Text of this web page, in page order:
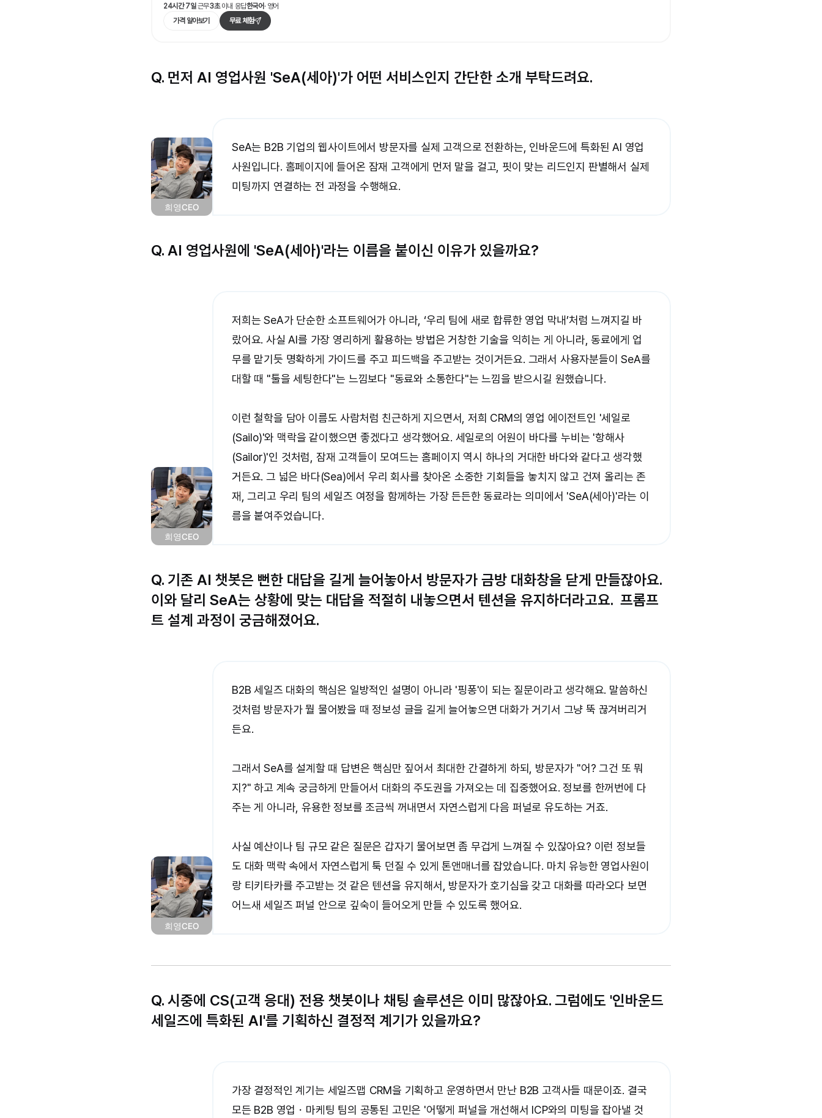
24시간 7일 근무3초 이내 응답한국어 · 영어
가격 알아보기
무료 체험
Q. 먼저 AI 영업사원 'SeA(세아)'가 어떤 서비스인지 간단한 소개 부탁드려요.
희영CEO
SeA는 B2B 기업의 웹사이트에서 방문자를 실제 고객으로 전환하는, 인바운드에 특화된 AI 영업
사원입니다. 홈페이지에 들어온 잠재 고객에게 먼저 말을 걸고, 핏이 맞는 리드인지 판별해서 실제
미팅까지 연결하는 전 과정을 수행해요.
Q. AI 영업사원에 'SeA(세아)'라는 이름을 붙이신 이유가 있을까요?
희영CEO
저희는 SeA가 단순한 소프트웨어가 아니라, ‘우리 팀에 새로 합류한 영업 막내’처럼 느껴지길 바
랐어요. 사실 AI를 가장 영리하게 활용하는 방법은 거창한 기술을 익히는 게 아니라, 동료에게 업
무를 맡기듯 명확하게 가이드를 주고 피드백을 주고받는 것이거든요. 그래서 사용자분들이 SeA를
대할 때 "툴을 세팅한다"는 느낌보다 "동료와 소통한다"는 느낌을 받으시길 원했습니다.
이런 철학을 담아 이름도 사람처럼 친근하게 지으면서, 저희 CRM의 영업 에이전트인 '세일로
(Sailo)'와 맥락을 같이했으면 좋겠다고 생각했어요. 세일로의 어원이 바다를 누비는 '항해사
(Sailor)'인 것처럼, 잠재 고객들이 모여드는 홈페이지 역시 하나의 거대한 바다와 같다고 생각했
거든요. 그 넓은 바다(Sea)에서 우리 회사를 찾아온 소중한 기회들을 놓치지 않고 건져 올리는 존
재, 그리고 우리 팀의 세일즈 여정을 함께하는 가장 든든한 동료라는 의미에서 'SeA(세아)'라는 이
름을 붙여주었습니다.
Q. 기존 AI 챗봇은 뻔한 대답을 길게 늘어놓아서 방문자가 금방 대화창을 닫게 만들잖아요.
이와 달리 SeA는 상황에 맞는 대답을 적절히 내놓으면서 텐션을 유지하더라고요.  프롬프
트 설계 과정이 궁금해졌어요.
희영CEO
B2B 세일즈 대화의 핵심은 일방적인 설명이 아니라 '핑퐁'이 되는 질문이라고 생각해요. 말씀하신
것처럼 방문자가 뭘 물어봤을 때 정보성 글을 길게 늘어놓으면 대화가 거기서 그냥 뚝 끊겨버리거
든요.
그래서 SeA를 설계할 때 답변은 핵심만 짚어서 최대한 간결하게 하되, 방문자가 "어? 그건 또 뭐
지?" 하고 계속 궁금하게 만들어서 대화의 주도권을 가져오는 데 집중했어요. 정보를 한꺼번에 다
주는 게 아니라, 유용한 정보를 조금씩 꺼내면서 자연스럽게 다음 퍼널로 유도하는 거죠.
사실 예산이나 팀 규모 같은 질문은 갑자기 물어보면 좀 무겁게 느껴질 수 있잖아요? 이런 정보들
도 대화 맥락 속에서 자연스럽게 툭 던질 수 있게 톤앤매너를 잡았습니다. 마치 유능한 영업사원이
랑 티키타카를 주고받는 것 같은 텐션을 유지해서, 방문자가 호기심을 갖고 대화를 따라오다 보면
어느새 세일즈 퍼널 안으로 깊숙이 들어오게 만들 수 있도록 했어요.
Q. 시중에 CS(고객 응대) 전용 챗봇이나 채팅 솔루션은 이미 많잖아요. 그럼에도 '인바운드
세일즈에 특화된 AI'를 기획하신 결정적 계기가 있을까요?
가장 결정적인 계기는 세일즈맵 CRM을 기획하고 운영하면서 만난 B2B 고객사들 때문이죠. 결국
모든 B2B 영업・마케팅 팀의 공통된 고민은 '어떻게 퍼널을 개선해서 ICP와의 미팅을 잡아낼 것